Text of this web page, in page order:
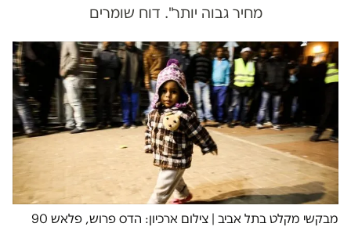
מחיר גבוה יותר". דוח שומרים
מבקשי מקלט בתל אביב | צילום ארכיון: הדס פרוש, פלאש 90